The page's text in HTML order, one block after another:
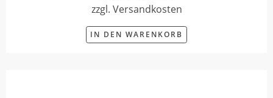
zzgl. Versandkosten
IN DEN WARENKORB